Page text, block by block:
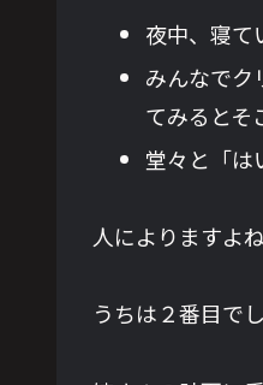
夜中、寝て
みんなでク
てみるとそ
堂々と「は
人によりますよ
うちは２番目でし